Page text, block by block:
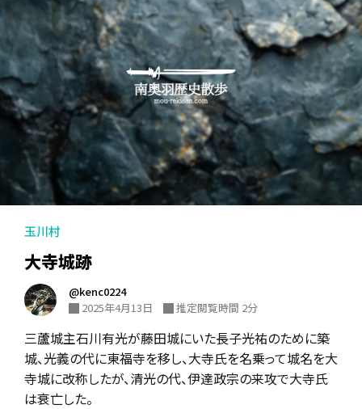
玉川村
大寺城跡
@kenc0224
2025年4月13日
推定閲覧時間 2分
三蘆城主石川有光が藤田城にいた長子光祐のために築
城、光義の代に東福寺を移し、大寺氏を名乗って城名を大
寺城に改称したが、清光の代、伊達政宗の来攻で大寺氏
は衰亡した。